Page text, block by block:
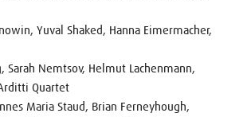
Yuval Shaked, Hanna Eimermacher,
Sarah Nemtsov, Helmut Lachenmann,
Quartet
Maria Staud, Brian Ferneyhough,